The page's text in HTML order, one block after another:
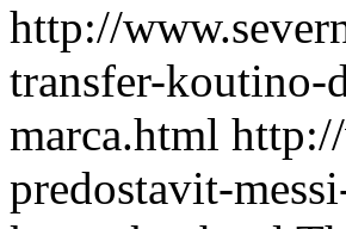
http://
transfer-koutino-
marca.html
predostavit-